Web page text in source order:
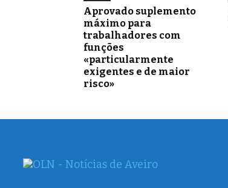
Aprovado suplemento
máximo para
trabalhadores com
funções
«particularmente
exigentes e de maior
risco»